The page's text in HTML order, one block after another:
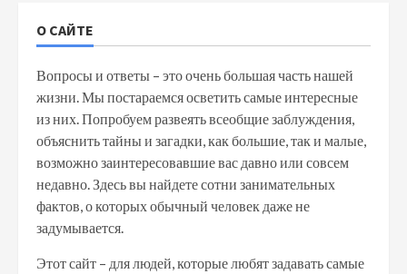
О САЙТЕ
Вопросы и ответы – это очень большая часть нашей
жизни. Мы постараемся осветить самые интересные
из них. Попробуем развеять всеобщие заблуждения,
объяснить тайны и загадки, как большие, так и малые,
возможно заинтересовавшие вас давно или совсем
недавно. Здесь вы найдете сотни занимательных
фактов, о которых обычный человек даже не
задумывается.
Этот сайт – для людей, которые любят задавать самые